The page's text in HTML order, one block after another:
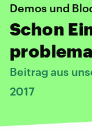
Demos und
Schon
Beitrag aus
2017